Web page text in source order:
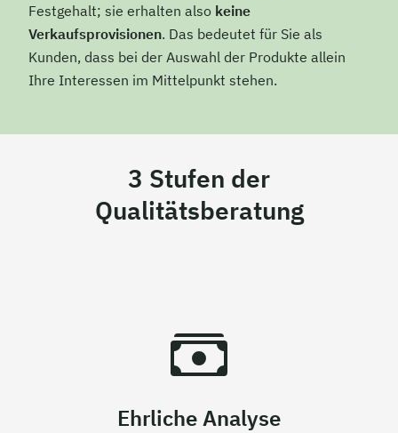
Festgehalt; sie erhalten also keine
Verkaufsprovisionen. Das bedeutet für Sie als
Kunden, dass bei der Auswahl der Produkte allein
Ihre Interessen im Mittelpunkt stehen.
3 Stufen der
Qualitätsberatung
Ehrliche Analyse